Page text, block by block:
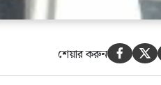
শেয়ার করুন  